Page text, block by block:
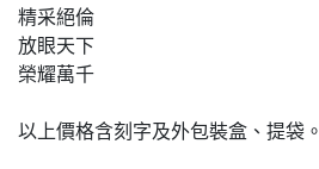
精采絕倫
放眼天下
榮耀萬千
以上價格含刻字及外包裝盒、提袋。